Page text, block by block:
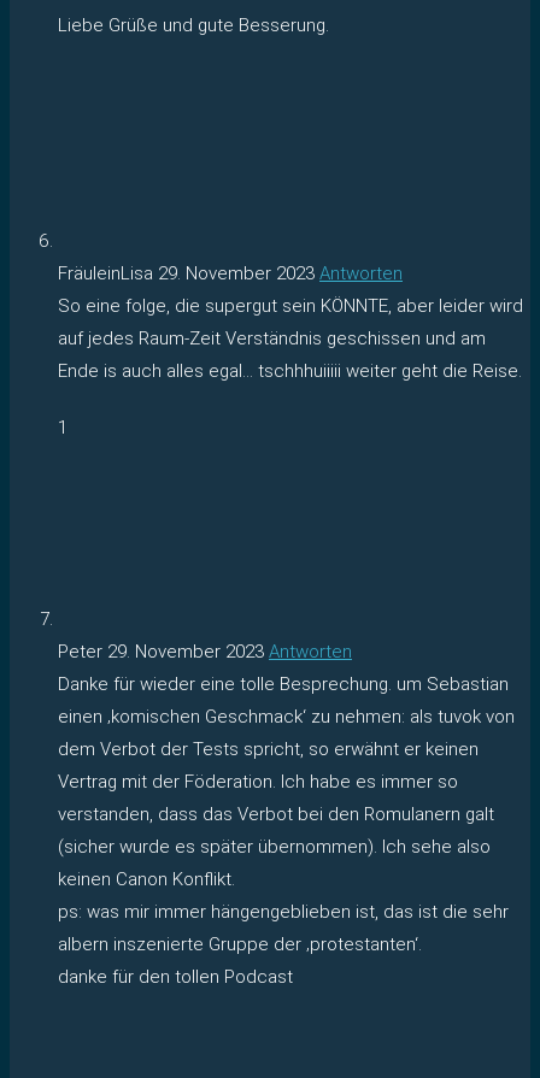
Liebe Grüße und gute Besserung.
FräuleinLisa 29. November 2023 Antworten
So eine folge, die supergut sein KÖNNTE, aber leider wird
auf jedes Raum-Zeit Verständnis geschissen und am
Ende is auch alles egal… tschhhuiiiii weiter geht die Reise.
1
Peter 29. November 2023 Antworten
Danke für wieder eine tolle Besprechung. um Sebastian
einen ‚komischen Geschmack‘ zu nehmen: als tuvok von
dem Verbot der Tests spricht, so erwähnt er keinen
Vertrag mit der Föderation. Ich habe es immer so
verstanden, dass das Verbot bei den Romulanern galt
(sicher wurde es später übernommen). Ich sehe also
keinen Canon Konflikt.
ps: was mir immer hängengeblieben ist, das ist die sehr
albern inszenierte Gruppe der ‚protestanten‘.
danke für den tollen Podcast